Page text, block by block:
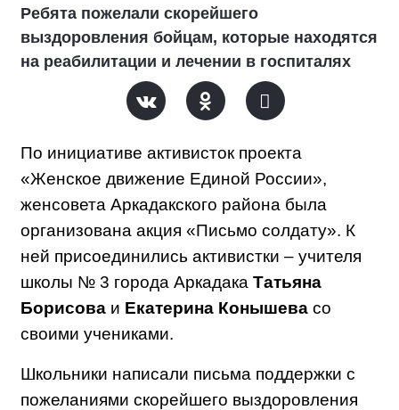
Ребята пожелали скорейшего
выздоровления бойцам, которые находятся
на реабилитации и лечении в госпиталях
По инициативе активисток проекта
«Женское движение Единой России»,
женсовета Аркадакского района была
организована акция «Письмо солдату». К
ней присоединились активистки – учителя
школы № 3 города Аркадака Татьяна
Борисова и Екатерина Конышева со
своими учениками.
Школьники написали письма поддержки с
пожеланиями скорейшего выздоровления